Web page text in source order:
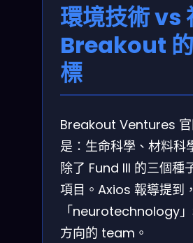
環境技術 vs
Breakout
標
Breakout Ventures 官
是：生命科學、材料
除了 Fund III 的三個種
項目。Axios 報導提到
「neurotechnology
方向的 team。